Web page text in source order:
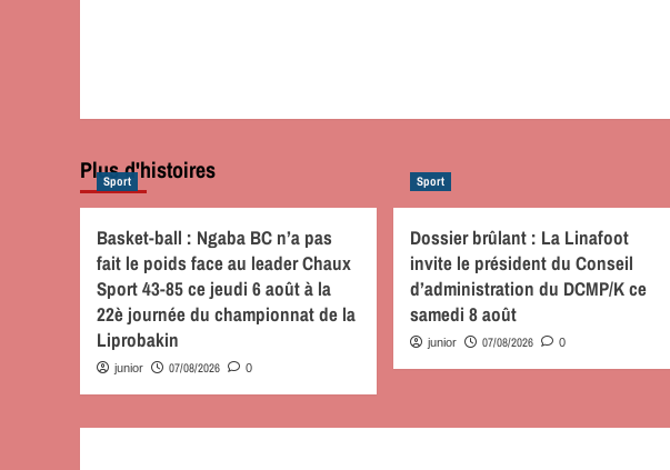
Plus d'histoires
Sport
Basket-ball : Ngaba BC n’a pas
fait le poids face au leader Chaux
Sport 43-85 ce jeudi 6 août à la
22è journée du championnat de la
Liprobakin
junior 07/08/2026 0
Sport
Dossier brûlant : La Linafoot
invite le président du Conseil
d’administration du DCMP/K ce
samedi 8 août
junior 07/08/2026 0